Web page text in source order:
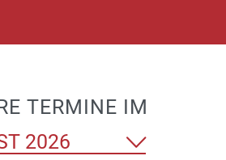
TERMINE IM
Monat